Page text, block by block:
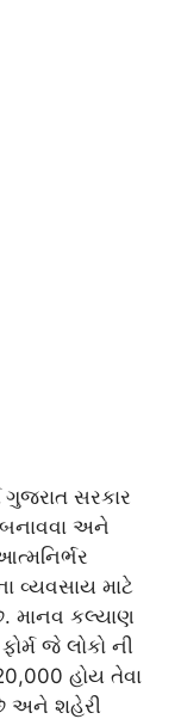
ગુજરાત સરકાર
બનાવવા અને
વ્યવસાય માટે
માનવ કલ્યાણ
જે લોકો ની
હોય તેવા
અને શહેરી